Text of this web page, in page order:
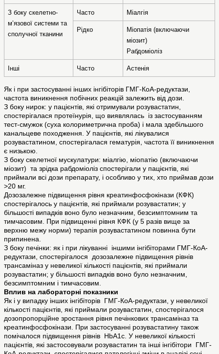
З боку скелетно-
м’язової системи та
сполучної тканини
Часто Міалгія
Рідко
Міопатія (включаючи
міозит)
Рабдоміоліз
Інші Часто Астенія
Як і при застосуванні інших інгібіторів ГМГ-КоА-редуктази,
частота виникнення побічних реакцій залежить від дози.
З боку нирок: у пацієнтів, які отримували розувастатин,
спостерігалася протеїнурія, що виявлялась із застосуванням
тест-смужок (суха колориметрична проба) і мала здебільшого
канальцеве походження. У пацієнтів, які лікувалися
розувастатином, спостерігалася гематурія, частота її виникнення
є низькою.
З боку скелетної мускулатури: міалгію, міопатію (включаючи
міозит) та зрідка рабдоміоліз спостерігали у пацієнтів, які
приймали всі дози препарату, і особливо у тих, хто приймав дози
>20 мг.
Дозозалежне підвищення рівня креатинфосфокінази (КФК)
спостерігалось у пацієнтів, які приймали розувастатин; у
більшості випадків воно було незначним, безсимптомним та
тимчасовим. При підвищенні рівня КФК (у 5 разів вище за
верхню межу норми) терапія розувастатином повинна бути
припинена.
З боку печінки: як і при лікуванні іншими інгібіторами ГМГ-КоА-
редуктази, спостерігалося дозозалежне підвищення рівнів
трансаміназ у невеликої кількості пацієнтів, які приймали
розувастатин; у більшості випадків воно було незначним,
безсимптомним і тимчасовим.
Вплив на лабораторні показники
Як і у випадку інших інгібіторів ГМГ-КоА-редуктази, у невеликої
кількості пацієнтів, які приймали розувастатин, спостерігалося
дозопропорційне зростання рівня печінкових трансаміназ та
креатинфосфокінази. При застосуванні розувастатину також
помічалося підвищення рівнів HbA1c. У невеликої кількості
пацієнтів, які застосовували розувастатин та інші інгібітори ГМГ-